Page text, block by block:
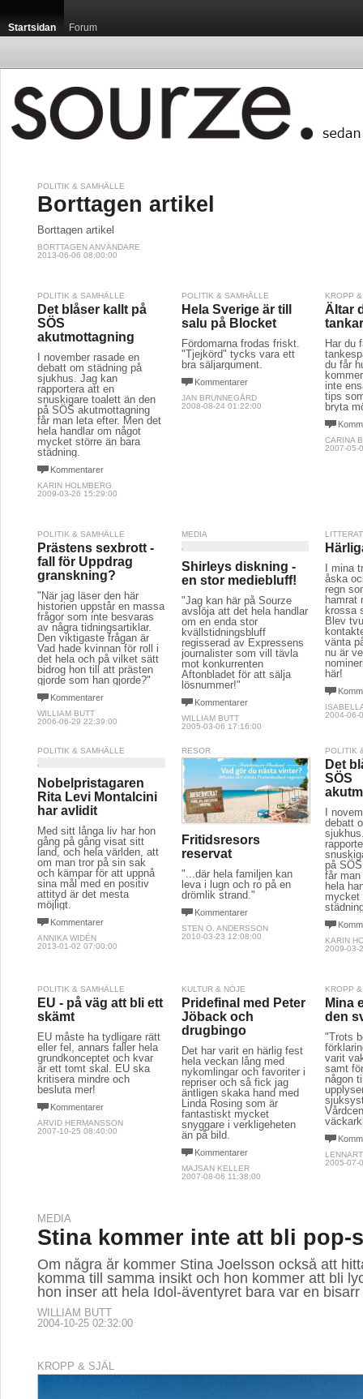
Startsidan Forum
POLITIK & SAMHÄLLE
Borttagen artikel
Borttagen artikel
BORTTAGEN ANVÄNDARE
2013-06-06 08:00:00
POLITIK & SAMHÄLLE
Det blåser kallt på
SÖS
akutmottagning
I november rasade en
debatt om städning på
sjukhus. Jag kan
rapportera att en
snuskigare toalett än den
på SÖS akutmottagning
får man leta efter. Men det
hela handlar om något
mycket större än bara
städning.
Kommentarer
KARIN HOLMBERG
2009-03-26 15:29:00
POLITIK & SAMHÄLLE
Hela Sverige är till
salu på Blocket
Fördomarna frodas friskt.
"Tjejkörd" tycks vara ett
bra säljargument.
Kommentarer
JAN BRUNNEGÅRD
2008-08-24 01:22:00
KROPP
Ältar
Har du
du får
inte
tips
bryta
CARINA
2007-05-
POLITIK & SAMHÄLLE
Prästens sexbrott -
fall för Uppdrag
granskning?
"När jag läser den här
historien uppstår en massa
frågor som inte besvaras
av några tidningsartiklar.
Den viktigaste frågan är
Vad hade kvinnan för roll i
det hela och på vilket sätt
bidrog hon till att prästen
gjorde som han gjorde?"
Kommentarer
WILLIAM BUTT
2006-06-29 22:39:00
MEDIA
Shirleys diskning -
en stor mediebluff!
"Jag kan här på Sourze
avslöja att det hela handlar
om en enda stor
kvällstidningsbluff
regisserad av Expressens
journalister som vill tävla
mot konkurrenten
Aftonbladet för att sälja
lösnummer!"
Kommentarer
WILLIAM BUTT
2005-03-06 17:16:00
I mina
åska
regn
hamrat
krossa
Blev
vänta
nu är
här!
2004-06-
POLITIK & SAMHÄLLE
Nobelpristagaren
Rita Levi Montalcini
har avlidit
Med sitt långa liv har hon
gång på gång visat sitt
land, och hela världen, att
om man tror på sin sak
och kämpar för att uppnå
sina mål med en positiv
attityd är det mesta
möjligt.
Kommentarer
ANNIKA WIDÉN
2013-01-02 07:00:00
RESOR
Fritidsresors
reservat
"...där hela familjen kan
leva i lugn och ro på en
drömlik strand."
Kommentarer
STEN O. ANDERSSON
2010-03-23 12:08:00
POLITIK
Det
SÖS
I
debatt
på
får
hela
mycket
KARIN
2009-03-
POLITIK & SAMHÄLLE
EU - på väg att bli ett
skämt
EU måste ha tydligare rätt
eller fel, annars faller hela
grundkonceptet och kvar
är ett tomt skal. EU ska
kritisera mindre och
besluta mer!
Kommentarer
ARVID HERMANSSON
2007-10-25 08:40:00
KULTUR & NÖJE
Pridefinal med Peter
Jöback och
drugbingo
Det har varit en härlig fest
hela veckan lång med
nykomlingar och favoriter i
repriser och så fick jag
äntligen skaka hand med
Linda Rosing som är
fantastiskt mycket
snyggare i verkligeheten
än på bild.
Kommentarer
MAJSAN KELLER
2007-08-06 11:38:00
KROPP
Mina
den
"Trots
varit
samt
någon
2005-07-
MEDIA
Stina kommer inte att bli pop-
Om några år kommer Stina Joelsson också att
komma till samma insikt och hon kommer att bli
hon inser att hela Idol-äventyret bara var en
WILLIAM BUTT
2004-10-25 02:32:00
KROPP & SJÄL